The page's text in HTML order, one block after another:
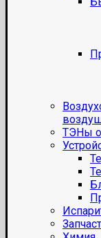
ТЭНы